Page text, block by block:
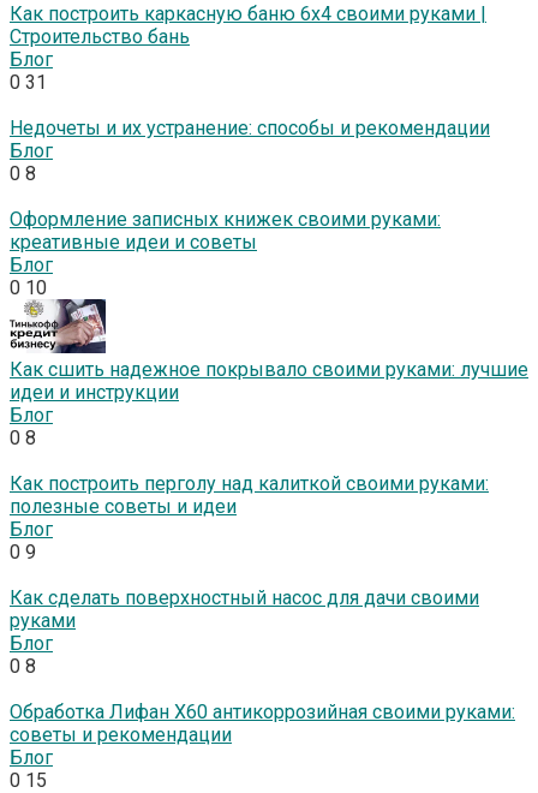
Как построить каркасную баню 6х4 своими руками |
Строительство бань
Блог
0 31
Недочеты и их устранение: способы и рекомендации
Блог
0 8
Оформление записных книжек своими руками:
креативные идеи и советы
Блог
0 10
Как сшить надежное покрывало своими руками: лучшие
идеи и инструкции
Блог
0 8
Как построить перголу над калиткой своими руками:
полезные советы и идеи
Блог
0 9
Как сделать поверхностный насос для дачи своими
руками
Блог
0 8
Обработка Лифан Х60 антикоррозийная своими руками:
советы и рекомендации
Блог
0 15